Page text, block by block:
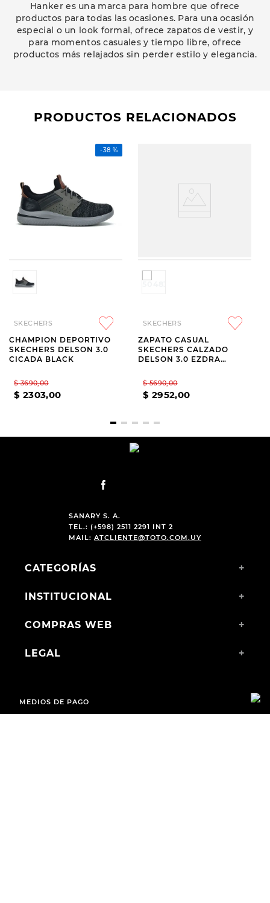
Hanker es una marca para hombre que ofrece
productos para todas las ocasiones. Para una ocasión
especial o un look formal, ofrece zapatos de vestir, y
para momentos casuales y tiempo libre, ofrece
productos más relajados sin perder estilo y elegancia.
PRODUCTOS RELACIONADOS
-38 %
SKECHERS
CHAMPION DEPORTIVO
SKECHERS DELSON 3.0
CICADA BLACK
$ 3690,00
$ 2303,00
SKECHERS
ZAPATO CASUAL
SKECHERS CALZADO
DELSON 3.0 EZDRA
$ 5690,00
$ 2952,00
SANARY S. A.
TEL.: (+598) 2511 2291 INT 2
MAIL: ATCLIENTE@TOTO.COM.UY
CATEGORÍAS +
INSTITUCIONAL +
COMPRAS WEB +
LEGAL +
MEDIOS DE PAGO